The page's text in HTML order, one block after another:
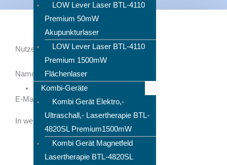
LOW Lever Laser BTL-4110
Premium 50mW
Akupunkturlaser
LOW Lever Laser BTL-4110
Premium 1500mW
Flächenlaser
Kombi-Geräte
Kombi Gerät Elektro,-
Ultraschall,- Lasertherapie BTL-
4820SL Premium1500mW
Kombi Gerät Magnetfeld
Lasertherapie BTL-4820SL
Nutzen Sie gerne unser Kontaktformular
Name
E-Mail
In welchem Fachbereich sind Sie tätig?